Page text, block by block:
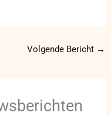
Volgende Bericht →